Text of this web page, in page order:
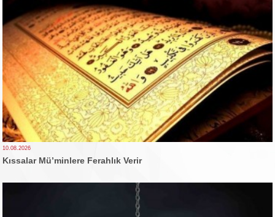
10.08.2026
Kıssalar Mü’minlere Ferahlık Verir